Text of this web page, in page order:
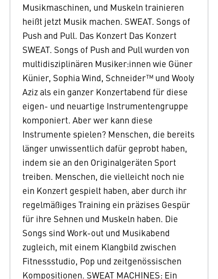
Musikmaschinen, und Muskeln trainieren
heißt jetzt Musik machen. SWEAT. Songs of
Push and Pull. Das Konzert Das Konzert
SWEAT. Songs of Push and Pull wurden von
multidisziplinären Musiker:innen wie Güner
Künier, Sophia Wind, Schneider™ und Wooly
Aziz als ein ganzer Konzertabend für diese
eigen- und neuartige Instrumentengruppe
komponiert. Aber wer kann diese
Instrumente spielen? Menschen, die bereits
länger unwissentlich dafür geprobt haben,
indem sie an den Originalgeräten Sport
treiben. Menschen, die vielleicht noch nie
ein Konzert gespielt haben, aber durch ihr
regelmäßiges Training ein präzises Gespür
für ihre Sehnen und Muskeln haben. Die
Songs sind Work-out und Musikabend
zugleich, mit einem Klangbild zwischen
Fitnessstudio, Pop und zeitgenössischen
Kompositionen. SWEAT MACHINES: Ein